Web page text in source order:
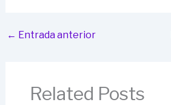
← Entrada anterior
Related Posts